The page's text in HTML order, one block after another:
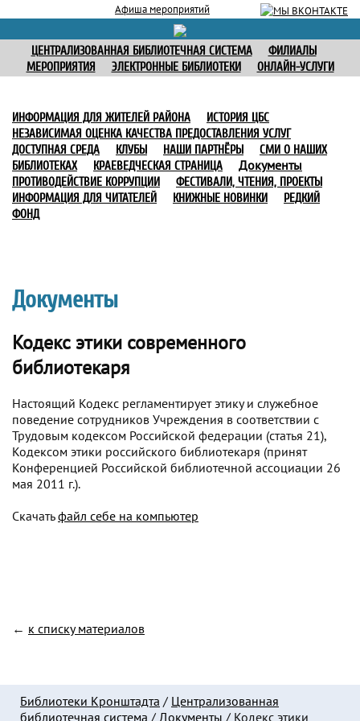
Афиша мероприятий
ЦЕНТРАЛИЗОВАННАЯ БИБЛИОТЕЧНАЯ СИСТЕМА
ФИЛИАЛЫ
МЕРОПРИЯТИЯ
ЭЛЕКТРОННЫЕ БИБЛИОТЕКИ ОНЛАЙН-УСЛУГИ
ИНФОРМАЦИЯ ДЛЯ ЖИТЕЛЕЙ РАЙОНА
ИСТОРИЯ ЦБС
НЕЗАВИСИМАЯ ОЦЕНКА КАЧЕСТВА ПРЕДОСТАВЛЕНИЯ УСЛУГ
ДОСТУПНАЯ СРЕДА
КЛУБЫ НАШИ ПАРТНЁРЫ
СМИ О НАШИХ
БИБЛИОТЕКАХ
КРАЕВЕДЧЕСКАЯ СТРАНИЦА Документы
ПРОТИВОДЕЙСТВИЕ КОРРУПЦИИ
ФЕСТИВАЛИ, ЧТЕНИЯ, ПРОЕКТЫ
ИНФОРМАЦИЯ ДЛЯ ЧИТАТЕЛЕЙ
КНИЖНЫЕ НОВИНКИ
РЕДКИЙ
ФОНД
Документы
Кодекс этики современного
библиотекаря
Настоящий Кодекс регламентирует этику и служебное
поведение сотрудников Учреждения в соответствии с
Трудовым кодексом Российской федерации (статья 21),
Кодексом этики российского библиотекаря (принят
Конференцией Российской библиотечной ассоциации 26
мая 2011 г.).
Скачатьфайл себе на компьютер
← к списку материалов
Библиотеки Кронштадта / Централизованная
библиотечная система / Документы / Кодекс этики